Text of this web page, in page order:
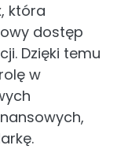
, która
dostęp
Dzięki temu
w